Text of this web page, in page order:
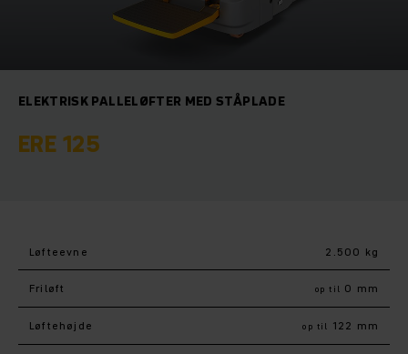
ELEKTRISK PALLELØFTER MED STÅPLADE
ERE 125
Løfteevne 2.500 kg
Friløft op til 0 mm
Løftehøjde op til 122 mm